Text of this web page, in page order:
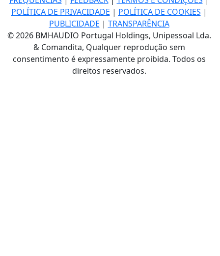
POLÍTICA DE PRIVACIDADE | POLÍTICA DE COOKIES |
PUBLICIDADE | TRANSPARÊNCIA
© 2026 BMHAUDIO Portugal Holdings, Unipessoal Lda.
& Comandita, Qualquer reprodução sem
consentimento é expressamente proibida. Todos os
direitos reservados.